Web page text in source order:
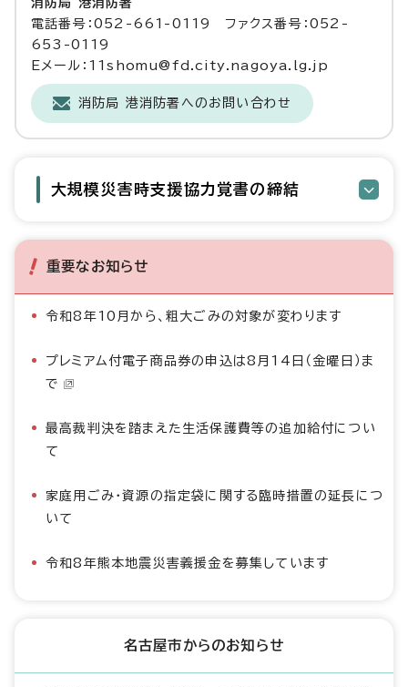
電話番号：052-661-0119 ファクス番号：052-
653-0119
Eメール：11shomu@fd.city.nagoya.lg.jp
消防局 港消防署へのお問い合わせ
大規模災害時支援協力覚書の締結
重要なお知らせ
令和8年10月から、粗大ごみの対象が変わります
プレミアム付電子商品券の申込は8月14日（金曜日）ま
で
最高裁判決を踏まえた生活保護費等の追加給付につい
て
家庭用ごみ・資源の指定袋に関する臨時措置の延長につ
いて
令和8年熊本地震災害義援金を募集しています
名古屋市からのお知らせ